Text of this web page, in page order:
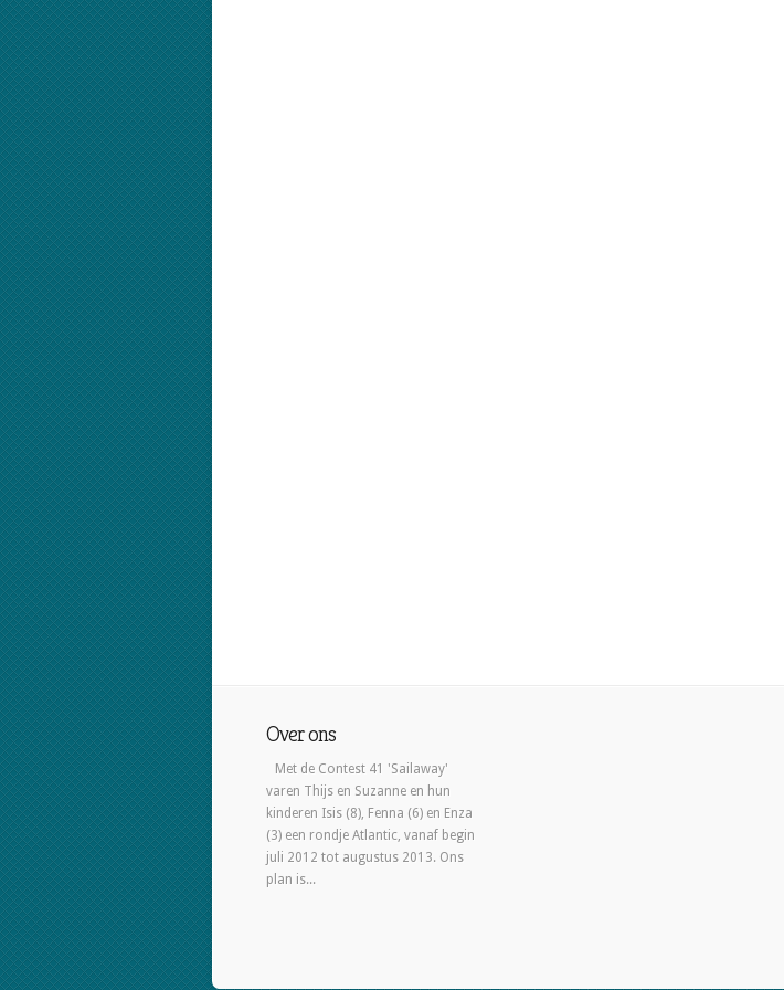
Over ons
Met de Contest 41 'Sailaway'
varen Thijs en Suzanne en hun
kinderen Isis (8), Fenna (6) en Enza
(3) een rondje Atlantic, vanaf begin
juli 2012 tot augustus 2013. Ons
plan is...